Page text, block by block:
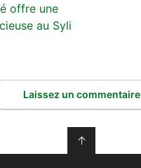
offre une
au Syli
Laissez un commentaire
↑